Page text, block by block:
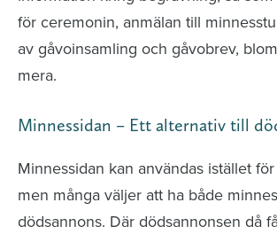
för ceremonin, anmälan till
av gåvoinsamling och gåvobrev,
mera.
Minnessidan – Ett alternativ till
Minnessidan kan användas istället
men många väljer att ha både
dödsannons. Där dödsannonsen då